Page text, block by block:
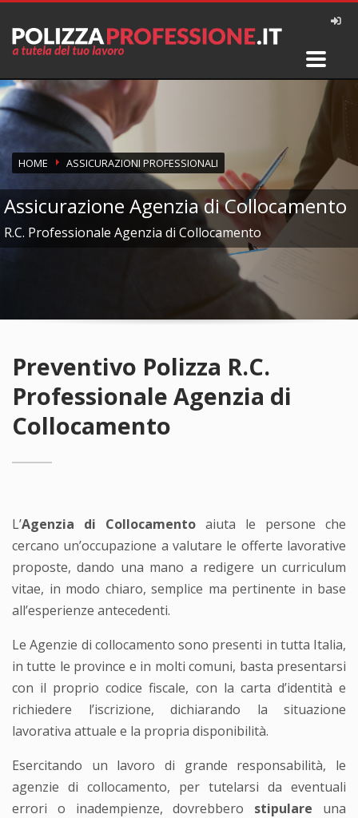
HOME ASSICURAZIONI PROFESSIONALI
Assicurazione Agenzia di Collocamento
R.C. Professionale Agenzia di Collocamento
Preventivo Polizza R.C.
Professionale Agenzia di
Collocamento
L’Agenzia di Collocamento aiuta le persone che
cercano un’occupazione a valutare le offerte lavorative
proposte, dando una mano a redigere un curriculum
vitae, in modo chiaro, semplice ma pertinente in base
all’esperienze antecedenti.
Le Agenzie di collocamento sono presenti in tutta Italia,
in tutte le province e in molti comuni, basta presentarsi
con il proprio codice fiscale, con la carta d’identità e
richiedere l’iscrizione, dichiarando la situazione
lavorativa attuale e la propria disponibilità.
Esercitando un lavoro di grande responsabilità, le
agenzie di collocamento, per tutelarsi da eventuali
errori o inadempienze, dovrebbero stipulare una